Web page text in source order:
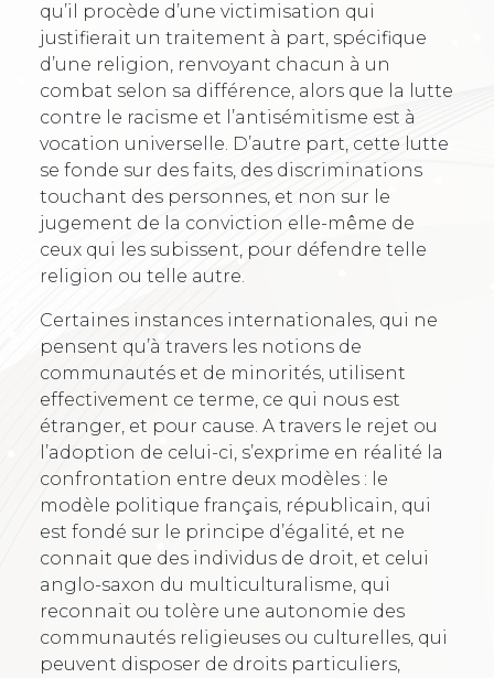
qu’il procède d’une victimisation qui
justifierait un traitement à part, spécifique
d’une religion, renvoyant chacun à un
combat selon sa différence, alors que la lutte
contre le racisme et l’antisémitisme est à
vocation universelle. D’autre part, cette lutte
se fonde sur des faits, des discriminations
touchant des personnes, et non sur le
jugement de la conviction elle-même de
ceux qui les subissent, pour défendre telle
religion ou telle autre.
Certaines instances internationales, qui ne
pensent qu’à travers les notions de
communautés et de minorités, utilisent
effectivement ce terme, ce qui nous est
étranger, et pour cause. A travers le rejet ou
l’adoption de celui-ci, s’exprime en réalité la
confrontation entre deux modèles : le
modèle politique français, républicain, qui
est fondé sur le principe d’égalité, et ne
connait que des individus de droit, et celui
anglo-saxon du multiculturalisme, qui
reconnait ou tolère une autonomie des
communautés religieuses ou culturelles, qui
peuvent disposer de droits particuliers,